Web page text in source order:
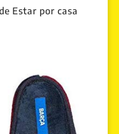
Estar por casa